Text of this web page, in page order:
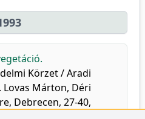
Körzet / Aradi
Lovas Márton, Déri
Debrecen, 27-40,